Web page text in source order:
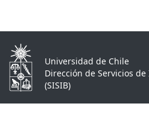
Universidad de Chile
Dirección de Servicios
(SISIB)